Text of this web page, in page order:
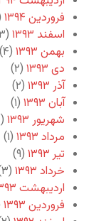
فروردین ۱۳۹۴
اسفند ۱۳۹۳
(۳)
بهمن ۱۳۹۳
(۴)
دی ۱۳۹۳
(۲)
آذر ۱۳۹۳
(۲)
آبان ۱۳۹۳
(۱)
شهریور ۱۳۹۳
(۴)
مرداد ۱۳۹۳
(۱)
تیر ۱۳۹۳
(۹)
خرداد ۱۳۹۳
(۳)
اردیبهشت ۱۳۹۳
فروردین ۱۳۹۳